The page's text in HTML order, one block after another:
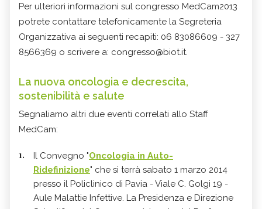
Per ulteriori informazioni sul congresso MedCam2013
potrete contattare telefonicamente la Segreteria
Organizzativa ai seguenti recapiti: 06 83086609 - 327
8566369 o scrivere a: congresso@biot.it.
La nuova oncologia e decrescita,
sostenibilità e salute
Segnaliamo altri due eventi correlati allo Staff
MedCam:
Il Convegno "Oncologia in Auto-
Ridefinizione" che si terrà sabato 1 marzo 2014
presso il Policlinico di Pavia - Viale C. Golgi 19 -
Aule Malattie Infettive. La Presidenza e Direzione